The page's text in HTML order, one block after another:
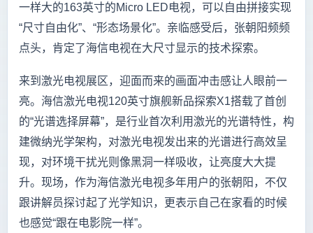
一样大的163英寸的Micro LED电视，可以自由拼接实现
“尺寸自由化”、“形态场景化”。亲临感受后，张朝阳频频
点头，肯定了海信电视在大尺寸显示的技术探索。
来到激光电视展区，迎面而来的画面冲击感让人眼前一
亮。海信激光电视120英寸旗舰新品探索X1搭载了首创
的“光谱选择屏幕”，是行业首次利用激光的光谱特性，构
建微纳光学架构，对激光电视发出来的光谱进行高效呈
现，对环境干扰光则像黑洞一样吸收，让亮度大大提
升。现场，作为海信激光电视多年用户的张朝阳，不仅
跟讲解员探讨起了光学知识，更表示自己在家看的时候
也感觉“跟在电影院一样”。